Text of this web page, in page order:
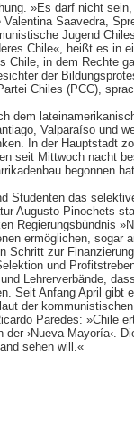
»Es darf nicht
Saavedra,
Jugend
Chile«, heißt es in
Chile, in dem Rechte
der
Chiles (PCC),
dem
Valparaíso und
In der Hauptstadt
seit Mittwoch nacht
begonnen
Studenten das
Augusto Pinochets
Regierungsbündnis
ermöglichen, sogar
Schritt zur
und
Lehrerverbände,
Seit Anfang April gibt
der
Paredes: »Chile
›Nueva Mayoría‹.
sehen will.«